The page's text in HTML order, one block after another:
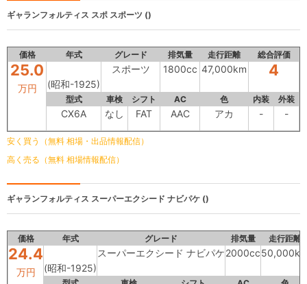
ギャランフォルティス スポ スポーツ ()
価格 年式 グレード 排気量 走行距離 総合評価
25.0
万円 (昭和-1925)
スポーツ 1800cc 47,000km 4
型式 車検 シフト AC 色 内装 外装
CX6A なし FAT AAC アカ - -
安く買う（無料 相場・出品情報配信）
高く売る（無料 相場情報配信）
ギャランフォルティス スーパーエクシード ナビパケ ()
価格 年式 グレード 排気量 走行距離
24.4
万円 (昭和-1925)
スーパーエクシード ナビパケ2000cc